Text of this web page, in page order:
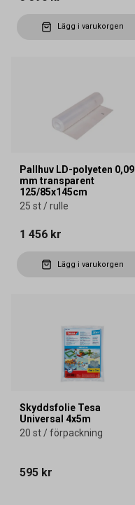
Lägg i varukorgen
Pallhuv LD-polyeten 0,09
mm transparent
125/85x145cm
25 st / rulle
1 456 kr
Lägg i varukorgen
Skyddsfolie Tesa
Universal 4x5m
20 st / förpackning
595 kr